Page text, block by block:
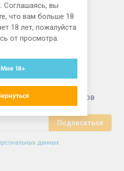
для подписчиков
данных
Соглашаясь, вы
что вам больше 18
18 лет, пожалуйста
от просмотра.
Мне 18+